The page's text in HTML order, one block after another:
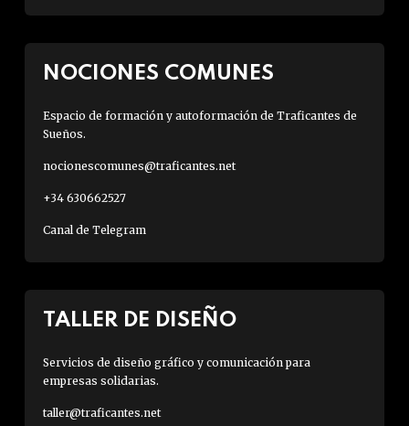
NOCIONES COMUNES
Espacio de formación y autoformación de Traficantes de
Sueños.
nocionescomunes@traficantes.net
+34 630662527
Canal de Telegram
TALLER DE DISEÑO
Servicios de diseño gráfico y comunicación para
empresas solidarias.
taller@traficantes.net